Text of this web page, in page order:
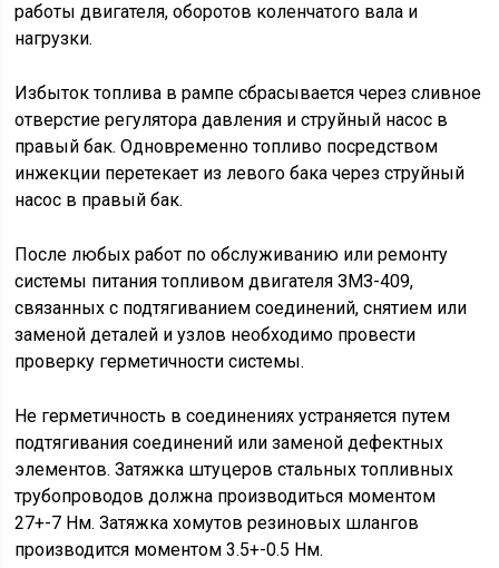
работы двигателя, оборотов коленчатого вала и
нагрузки.
Избыток топлива в рампе сбрасывается через сливное
отверстие регулятора давления и струйный насос в
правый бак. Одновременно топливо посредством
инжекции перетекает из левого бака через струйный
насос в правый бак.
После любых работ по обслуживанию или ремонту
системы питания топливом двигателя ЗМЗ-409,
связанных с подтягиванием соединений, снятием или
заменой деталей и узлов необходимо провести
проверку герметичности системы.
Не герметичность в соединениях устраняется путем
подтягивания соединений или заменой дефектных
элементов. Затяжка штуцеров стальных топливных
трубопроводов должна производиться моментом
27+-7 Нм. Затяжка хомутов резиновых шлангов
производится моментом 3.5+-0.5 Нм.